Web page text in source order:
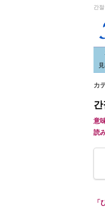
간
カ
意
読